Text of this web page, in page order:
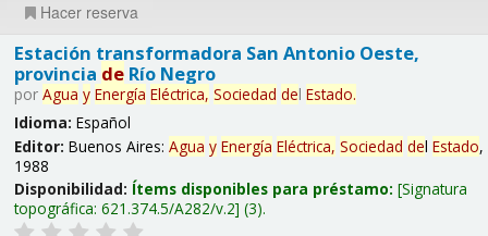
Hacer reserva
Estación transformadora San Antonio Oeste,
provincia deRío Negro
por Agua y Energía Eléctrica, Sociedad del Estado.
Idioma: Español
Editor: Buenos Aires: Agua y Energía Eléctrica, Sociedad del Estado,
1988
Disponibilidad: Ítems disponibles para préstamo: Signatura
topográfica: 621.374.5/A282/v.2 (3).